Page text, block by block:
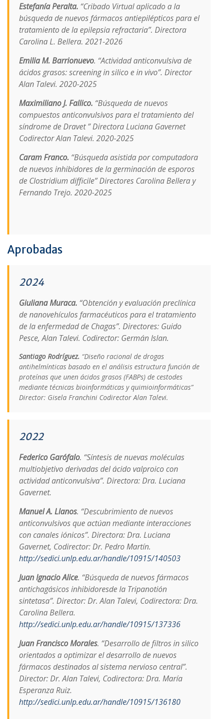
Estefanía Peralta. “Cribado Virtual aplicado a la
búsqueda de nuevos fármacos antiepilépticos para el
tratamiento de la epilepsia refractaria”. Directora
Carolina L. Bellera. 2021-2026
Emilia M. Barrionuevo. “Actividad anticonvulsiva de
ácidos grasos: screening in silico e in vivo”. Director
Alan Talevi. 2020-2025
Maximiliano J. Fallico. “Búsqueda de nuevos
compuestos anticonvulsivos para el tratamiento del
síndrome de Dravet ” Directora Luciana Gavernet
Codirector Alan Talevi. 2020-2025
Caram Franco. “Búsqueda asistida por computadora
de nuevos inhibidores de la germinación de esporos
de Clostridium difficile” Directores Carolina Bellera y
Fernando Trejo. 2020-2025
Aprobadas
2024
Giuliana Muraca. “Obtención y evaluación preclínica
de nanovehículos farmacéuticos para el tratamiento
de la enfermedad de Chagas”. Directores: Guido
Pesce, Alan Talevi. Codirector: Germán Islan.
Santiago Rodríguez. “Diseño racional de drogas
antihelmínticas basado en el análisis estructura función de
proteínas que unen ácidos grasos (FABPs) de cestodes
mediante técnicas bioinformáticas y quimioinformáticas”
Director: Gisela Franchini Codirector Alan Talevi.
2022
Federico Garófalo. “Síntesis de nuevas moléculas
multiobjetivo derivadas del ácido valproico con
actividad anticonvulsiva”. Directora: Dra. Luciana
Gavernet.
Manuel A. Llanos. “Descubrimiento de nuevos
anticonvulsivos que actúan mediante interacciones
con canales iónicos”. Directora: Dra. Luciana
Gavernet, Codirector: Dr. Pedro Martín.
http://sedici.unlp.edu.ar/handle/10915/140503
Juan Ignacio Alice. “Búsqueda de nuevos fármacos
antichagásicos inhibidoresde la Tripanotión
sintetasa”. Director: Dr. Alan Talevi, Codirectora: Dra.
Carolina Bellera.
http://sedici.unlp.edu.ar/handle/10915/137336
Juan Francisco Morales. “Desarrollo de filtros in silico
orientados a optimizar el desarrollo de nuevos
fármacos destinados al sistema nervioso central”.
Director: Dr. Alan Talevi, Codirectora: Dra. María
Esperanza Ruiz.
http://sedici.unlp.edu.ar/handle/10915/136180